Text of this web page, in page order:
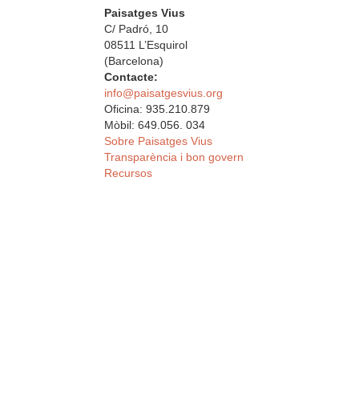
Paisatges Vius
C/ Padró, 10
08511 L’Esquirol
(Barcelona)
Contacte:
info@paisatgesvius.org
Oficina: 935.210.879
Mòbil: 649.056. 034
Sobre Paisatges Vius
Transparència i bon govern
Recursos